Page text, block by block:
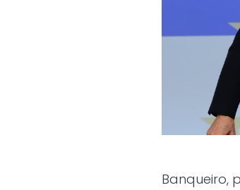
Banqueiro,